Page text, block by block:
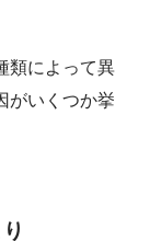
類によって異
がいくつか挙